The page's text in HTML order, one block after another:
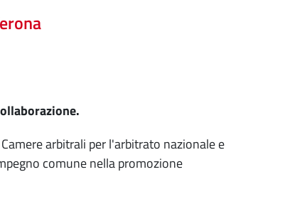
arbitrali per l'arbitrato nazionale e
comune nella promozione